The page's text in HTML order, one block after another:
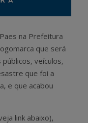
na Prefeitura
que será
veículos,
que foi a
e que acabou
link abaixo),